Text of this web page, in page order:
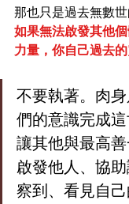
那也只是過去無數世
如果無法啟發其他
力量，你自己過去
不要執著。肉
們的意識完成這
讓其他與最高
啟發他人、協
察到、看見自